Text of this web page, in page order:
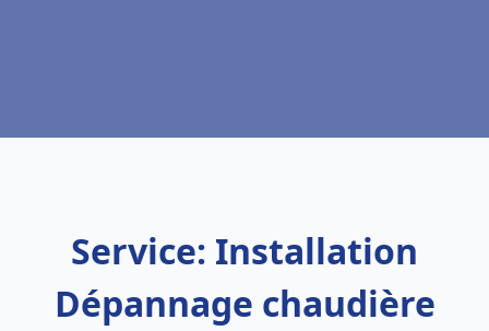
Service: Installation
Dépannage chaudière